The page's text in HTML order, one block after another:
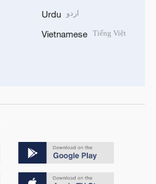
Urdu اردو
Vietnamese Tiếng Việt